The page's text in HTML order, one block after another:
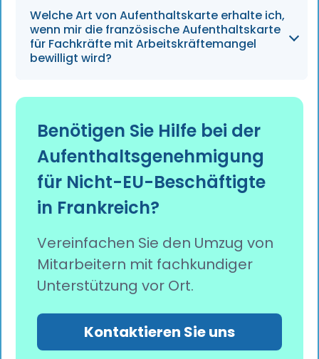
Um die Voraussetzungen zu erfüllen, müssen
Sie mindestens drei Jahre lang
ununterbrochen in Frankreich gelebt haben.
Welche Art von Aufenthaltskarte erhalte ich,
wenn mir die französische Aufenthaltskarte
für Fachkräfte mit Arbeitskräftemangel
bewilligt wird?
Erfolgreiche Antragsteller erhalten eine
einjährige, verlängerbare
Aufenthaltsgenehmigung, die sogenannte
„carte de séjour“, in der Kategorie „befristet
oder unbefristet Beschäftigte“.
Benötigen Sie Hilfe bei der
Aufenthaltsgenehmigung
für Nicht-EU-Beschäftigte
in Frankreich?
Vereinfachen Sie den Umzug von
Mitarbeitern mit fachkundiger
Unterstützung vor Ort.
Kontaktieren Sie uns